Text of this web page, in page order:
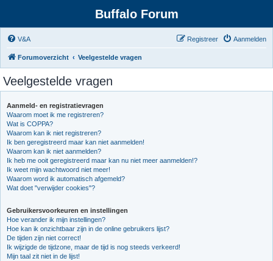
Buffalo Forum
V&A Aanmelden
Registreer
Forumoverzicht Veelgestelde vragen
Veelgestelde vragen
Aanmeld- en registratievragen
Waarom moet ik me registreren?
Wat is COPPA?
Waarom kan ik niet registreren?
Ik ben geregistreerd maar kan niet aanmelden!
Waarom kan ik niet aanmelden?
Ik heb me ooit geregistreerd maar kan nu niet meer aanmelden!?
Ik weet mijn wachtwoord niet meer!
Waarom word ik automatisch afgemeld?
Wat doet "verwijder cookies"?
Gebruikersvoorkeuren en instellingen
Hoe verander ik mijn instellingen?
Hoe kan ik onzichtbaar zijn in de online gebruikers lijst?
De tijden zijn niet correct!
Ik wijzigde de tijdzone, maar de tijd is nog steeds verkeerd!
Mijn taal zit niet in de lijst!